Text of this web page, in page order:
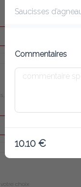
tomates et
choix
Saucisses
Commentaires
10.10 €